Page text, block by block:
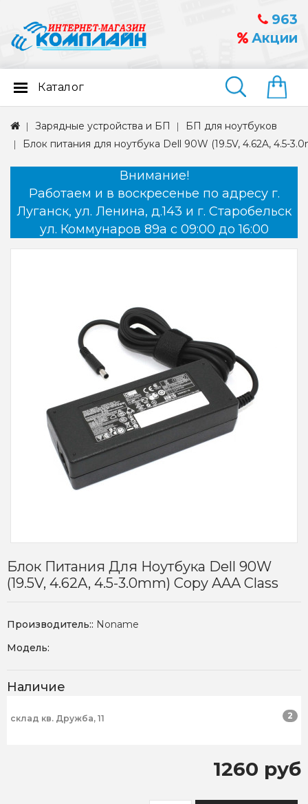
963
Акции
Найти
Каталог
Зарядные устройства и БП
БП для ноутбуков
Блок питания для ноутбука Dell 90W (19.5V, 4.62A, 4.5-
Внимание!
Работаем и в воскресенье по адресу г.
Луганск, ул. Ленина, д.143 и г. Старобельск
ул. Коммунаров 89а с 09:00 до 16:00
Блок Питания Для Ноутбука Dell 90W
(19.5V, 4.62A, 4.5-3.0mm) Copy AAA Class
Производитель:: Noname
Модель:
Наличие
склад кв. Дружба, 11 2
1260 руб